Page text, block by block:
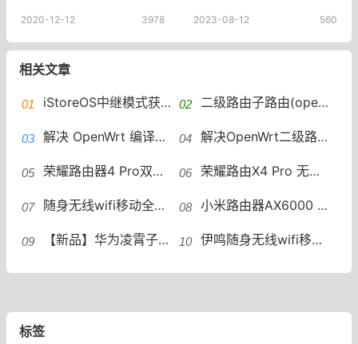
2020-12-12 3978 2023-08-12 560
相关文章
iStoreOS中继模式获取IPv6地址后，但是IPv6 ping不通外网 二级路由子路由(openwrt)开启ipv6中继(ipv4和ipv6共存)
解决 OpenWrt 编译过程中 toolchain/binutils 构建失败的问题 解决OpenWrt二级路由提示“局域网上没有公共前缀”的问题
荣耀路由器4 Pro双频AX3000 wifi6券全千兆家用大户型高速无线路由穿墙王5G上网保护_荣耀官方旗舰店 荣耀路由X4 Pro 无线WiFi双千兆端口家用路由器智能加速儿童上网保护_荣耀官方旗舰店
随身无线wifi移动全国通用4g高速流量上网卡笔记本电脑路由器三网通智能免插卡网络热点便携式无限上网宝宽带_蒙旭数码旗舰店 小米路由器AX6000 WiFi6路由器家用千兆高速5G双频千兆端口学生宿舍稳定大户型全屋覆盖wifi_小米官方旗舰店
【新品】华为凌霄子母路由器Q6E家用路由器上网全屋wifi_华为官方旗舰店 伊鸣随身无线wifi移动wilf便携式热点wi-fi网络免插卡上网宝带数据线三网通车载宽带流量卡托智能路由器wilf_伊鸣旗舰店
标签